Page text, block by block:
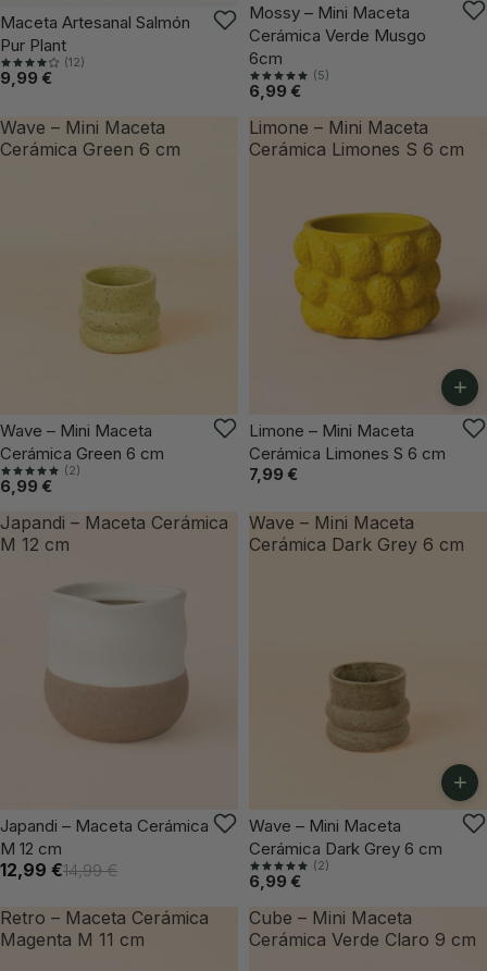
VUELVE PRONTO
Maceta Artesanal Salmón
Pur Plant
(12)
9,99 €
Mossy – Mini Maceta
Cerámica Verde Musgo
6cm
(5)
6,99 €
Wave – Mini Maceta
Cerámica Green 6 cm
VUELVE PRONTO
Wave – Mini Maceta
Cerámica Green 6 cm
(2)
6,99 €
Limone – Mini Maceta
Cerámica Limones S 6 cm
+
Limone – Mini Maceta
Cerámica Limones S 6 cm
7,99 €
Japandi – Maceta Cerámica
M 12 cm
VUELVE PRONTO
Japandi – Maceta Cerámica
M 12 cm
12,99 €14,99 €
Wave – Mini Maceta
Cerámica Dark Grey 6 cm
ÚLTIMAS UNIDADES
+
Wave – Mini Maceta
Cerámica Dark Grey 6 cm
(2)
6,99 €
Retro – Maceta Cerámica
Magenta M 11 cm
Cube – Mini Maceta
Cerámica Verde Claro 9 cm